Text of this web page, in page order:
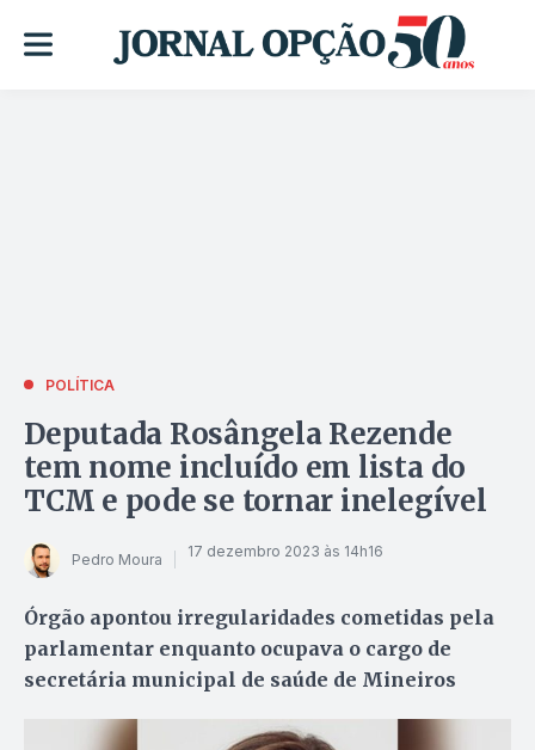
POLÍTICA
Deputada Rosângela Rezende
tem nome incluído em lista do
TCM e pode se tornar inelegível
Pedro Moura 17 dezembro 2023 às 14h16
Órgão apontou irregularidades cometidas pela
parlamentar enquanto ocupava o cargo de
secretária municipal de saúde de Mineiros